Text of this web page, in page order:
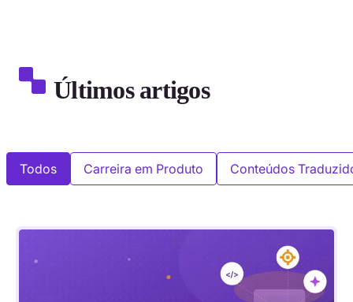
Últimos artigos
Todos Carreira em Produto Conteúdos